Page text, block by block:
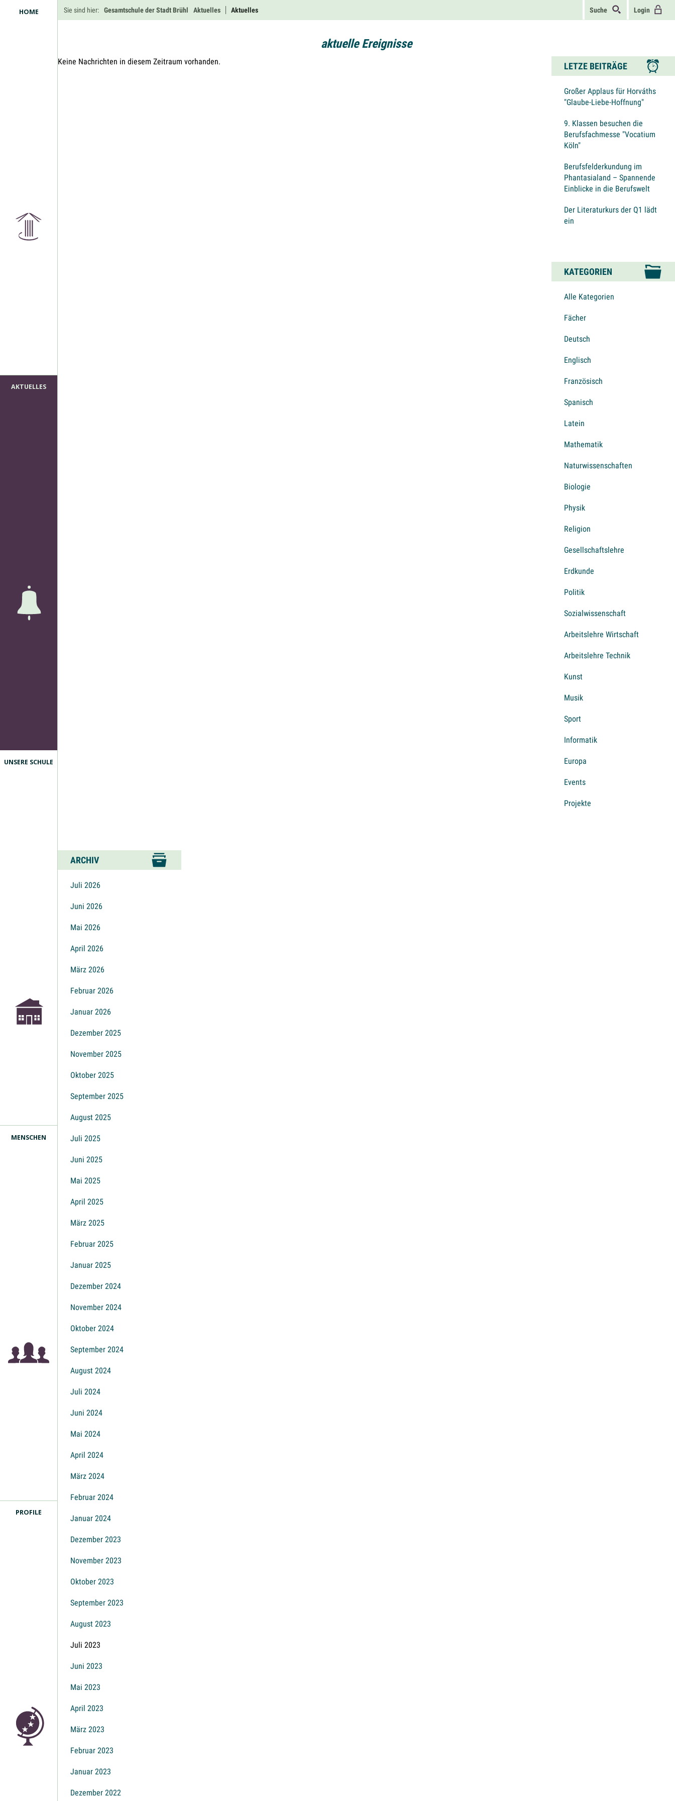
Sie sind hier: Gesamtschule der Stadt Brühl Aktuelles Aktuelles Suche Login
aktuelle Ereignisse
Keine Nachrichten in diesem Zeitraum vorhanden. LETZE BEITRÄGE
Großer Applaus für Horváths
"Glaube-Liebe-Hoffnung"
9. Klassen besuchen die
Berufsfachmesse "Vocatium
Köln"
Berufsfelderkundung im
Phantasialand – Spannende
Einblicke in die Berufswelt
Der Literaturkurs der Q1 lädt
ein
KATEGORIEN
Alle Kategorien
Fächer
Deutsch
Englisch
Französisch
Spanisch
Latein
Mathematik
Naturwissenschaften
Biologie
Physik
Religion
Gesellschaftslehre
Erdkunde
Politik
Sozialwissenschaft
Arbeitslehre Wirtschaft
Arbeitslehre Technik
Kunst
Musik
Sport
Informatik
Europa
Events
Projekte
ARCHIV
Juli 2026
Juni 2026
Mai 2026
April 2026
März 2026
Februar 2026
Januar 2026
Dezember 2025
November 2025
Oktober 2025
September 2025
August 2025
Juli 2025
Juni 2025
Mai 2025
April 2025
März 2025
Februar 2025
Januar 2025
Dezember 2024
November 2024
Oktober 2024
September 2024
August 2024
Juli 2024
Juni 2024
Mai 2024
April 2024
März 2024
Februar 2024
Januar 2024
Dezember 2023
November 2023
Oktober 2023
September 2023
August 2023
Juli 2023
Juni 2023
Mai 2023
April 2023
März 2023
Februar 2023
Januar 2023
Dezember 2022
überspringen
HOME
AKTUELLES
UNSERE SCHULE
MENSCHEN
PROFILE